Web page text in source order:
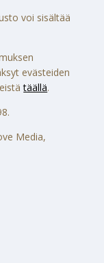
voi sisältää
evästeiden
täällä.
Media,